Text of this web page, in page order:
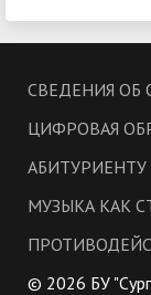
СВЕДЕНИЯ ОБ
ЦИФРОВАЯ
АБИТУРИЕНТУ
МУЗЫКА КАК
© 2026 БУ